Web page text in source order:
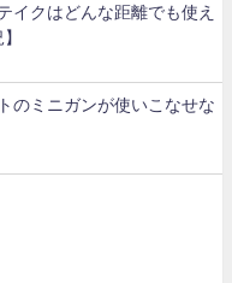
イクはどんな距離でも使え
のミニガンが使いこなせな